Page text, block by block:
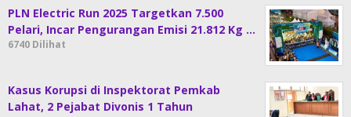
PLN Electric Run 2025 Targetkan 7.500
Pelari, Incar Pengurangan Emisi 21.812 Kg …
6740 Dilihat
Kasus Korupsi di Inspektorat Pemkab
Lahat, 2 Pejabat Divonis 1 Tahun